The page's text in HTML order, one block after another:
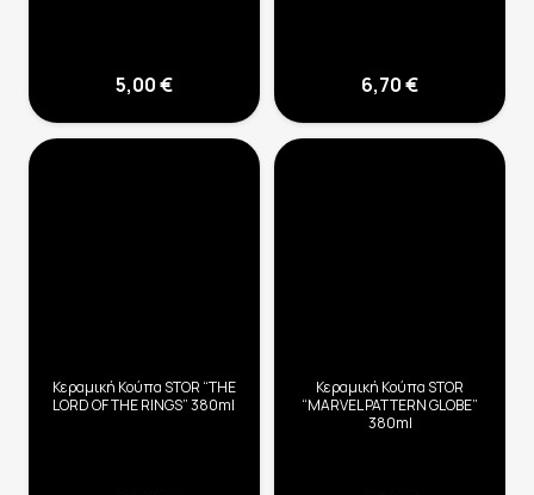
5,00€ 6,70€
Κεραμική Κούπα STOR “THE
LORD OF THE RINGS” 380ml
Κεραμική Κούπα STOR
“MARVEL PATTERN GLOBE”
380ml